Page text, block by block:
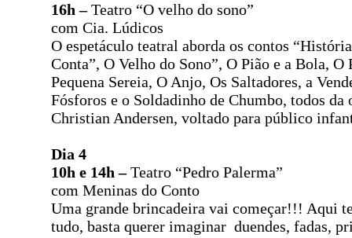
16h –Teatro “O velho do sono”
com Cia. Lúdicos
O espetáculo teatral aborda os contos
Conta”, O Velho do Sono”, O Pião e a Bola, O
Pequena Sereia, O Anjo, Os Saltadores, a
Fósforos e o Soldadinho de Chumbo, todos da
Christian Andersen, voltado para público
Dia 4
10h e 14h –Teatro “Pedro Palerma”
com Meninas do Conto
Uma grande brincadeira vai começar!!! Aqui
tudo, basta querer imaginar duendes, fadas,